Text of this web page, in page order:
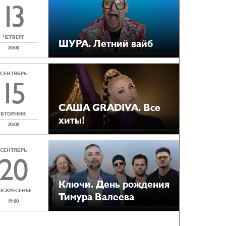
13
ЧЕТВЕРГ
20:00
ШУРА. Летний вайб
СЕНТЯБРЬ
15
ВТОРНИК
20:00
САША GRADIVA. Все
хиты!
СЕНТЯБРЬ
19:00
Ключи. День рождения
Тимура Валеева